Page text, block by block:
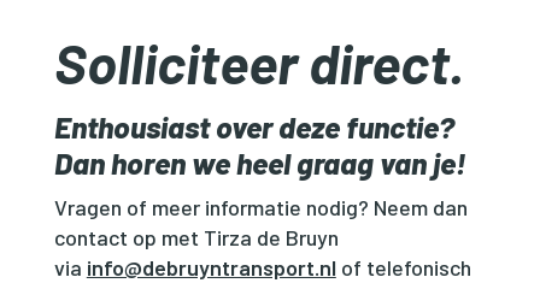
Solliciteer direct.
Enthousiast over deze functie?
Dan horen we heel graag van je!
Vragen of meer informatie nodig? Neem dan
contact op met Tirza de Bruyn
via info@debruyntransport.nlof telefonisch